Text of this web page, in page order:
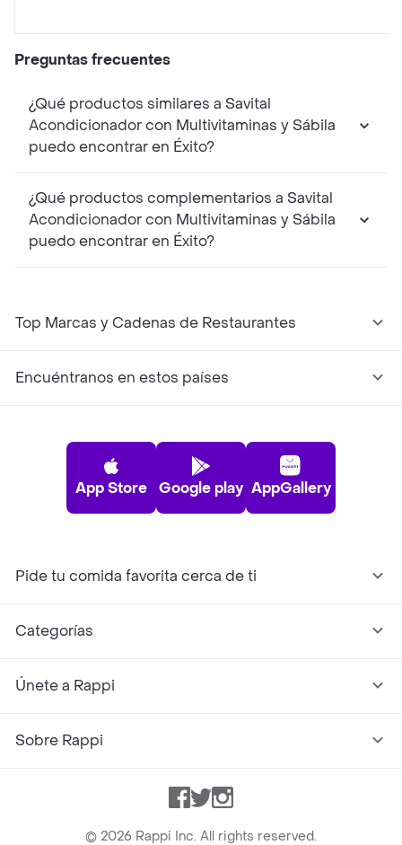
Preguntas frecuentes
¿Qué productos similares a Savital
Acondicionador con Multivitaminas y Sábila
puedo encontrar en Éxito?
¿Qué productos complementarios a Savital
Acondicionador con Multivitaminas y Sábila
puedo encontrar en Éxito?
Top Marcas y Cadenas de Restaurantes
Encuéntranos en estos países
App Store Google play AppGallery
Pide tu comida favorita cerca de ti
Categorías
Únete a Rappi
Sobre Rappi
Facebook
TwitterInstagram
© 2026 Rappi Inc. All rights reserved.